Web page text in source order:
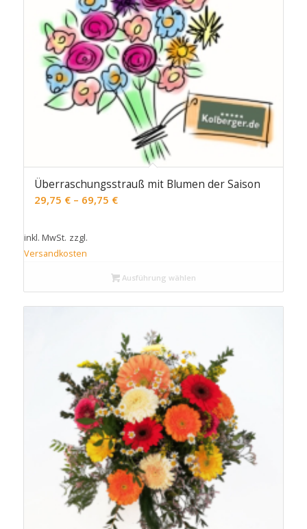
Überraschungsstrauß mit Blumen der Saison
29,75 €– 69,75 €
inkl. MwSt. zzgl.
Versandkosten
Ausführung wählen